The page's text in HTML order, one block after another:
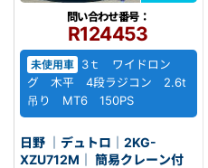
問い合わせ番号：
R124453
未使用車
3ｔ ワイドロン
グ 木平 4段ラジコン 2.6t
吊り MT6 150PS
日野 ｜デュトロ｜2KG-
XZU712M｜ 簡易クレーン付